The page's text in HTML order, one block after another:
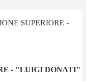
SUPERIORE -
- "LUIGI DONATI"